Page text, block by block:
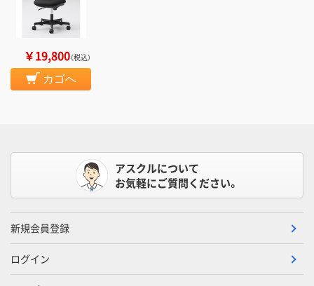
￥19,800（税込）
カゴへ
アスクルについて
お気軽にご質問ください。
新規会員登録
ログイン